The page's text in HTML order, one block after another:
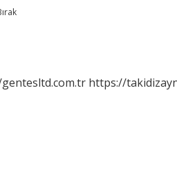
https://